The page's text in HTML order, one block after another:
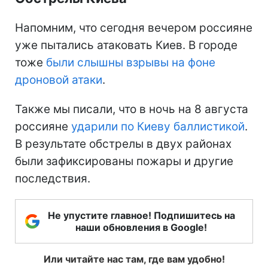
Напомним, что сегодня вечером россияне
уже пытались атаковать Киев. В городе
тоже были слышны взрывы на фоне
дроновой атаки.
Также мы писали, что в ночь на 8 августа
россияне ударили по Киеву баллистикой.
В результате обстрелы в двух районах
были зафиксированы пожары и другие
последствия.
Не упустите главное! Подпишитесь на
наши обновления в Google!
Или читайте нас там, где вам удобно!